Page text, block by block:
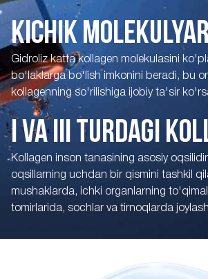
KICHIK MOLEKULYAR
Gidroliz katta kollagen molekulasini
bo'laklarga bo'lish imkonini beradi, bu
kollagenning so'rilishiga ijobiy ta'sir
I VA III TURDAGI
Kollagen inson tanasining asosiy
oqsillarning uchdan bir qismini tashkil
mushaklarda, ichki organlarning
tomirlarida, sochlar va tirnoqlarda